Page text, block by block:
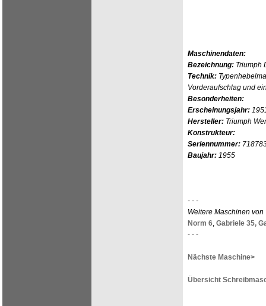
Maschinendaten:
Bezeichnung: Triumph
Technik:
Vorderaufschlag und
Besonderheiten:
Erscheinungsjahr:
Hersteller: Triumph
Konstrukteur:
Seriennummer:
Baujahr: 1955
- - -
Weitere Maschinen
Norm 6, Gabriele 35,
- - -
Nächste Maschine>
Übersicht